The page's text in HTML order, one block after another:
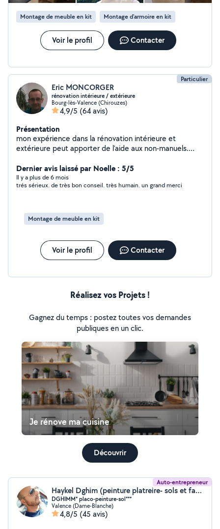
Montage de meuble en kit Montage d'armoire en kit
Voir le profil Contacter
Particulier
Eric MONCORGER
rénovation intérieure / extérieure
Bourg-lès-Valence (Chirouzes)
4,9/5 (64 avis)
Présentation
mon expérience dans la rénovation intérieure et
extérieure peut apporter de l'aide aux non-manuels.
grand véhicule plus la remorque aident à transporter
des objets encombrants ou autres.
Dernier avis laissé par Noelle : 5/5
Il y a plus de 6 mois
trés sérieux. de très bon conseil. très humain. un grand merci
Montage de meuble en kit
Voir le profil Contacter
Réalisez vos Projets !
Gagnez du temps : postez toutes vos demandes
publiques en un clic.
Je rénove ma cuisine
Découvrir
Auto-entrepreneur
Haykel Dghim (peinture platreire- sols et façade .)
DGHIMM* placo-peinture-sol***
Valence (Dame-Blanche)
4,8/5 (45 avis)